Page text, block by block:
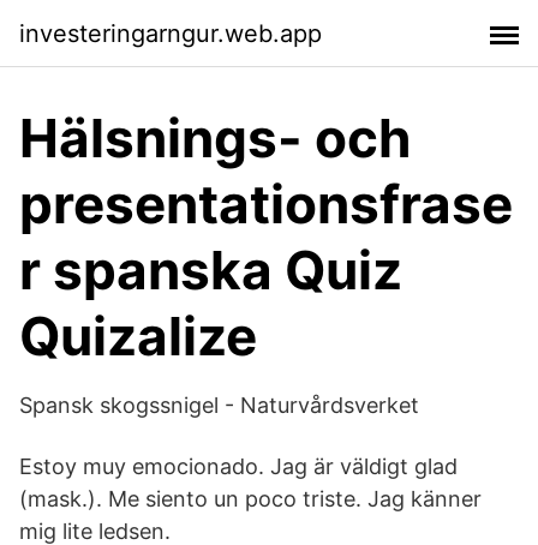
investeringarngur.web.app
Hälsnings- och
presentationsfrase
r spanska Quiz
Quizalize
Spansk skogssnigel - Naturvårdsverket
Estoy muy emocionado. Jag är väldigt glad
(mask.). Me siento un poco triste. Jag känner
mig lite ledsen.